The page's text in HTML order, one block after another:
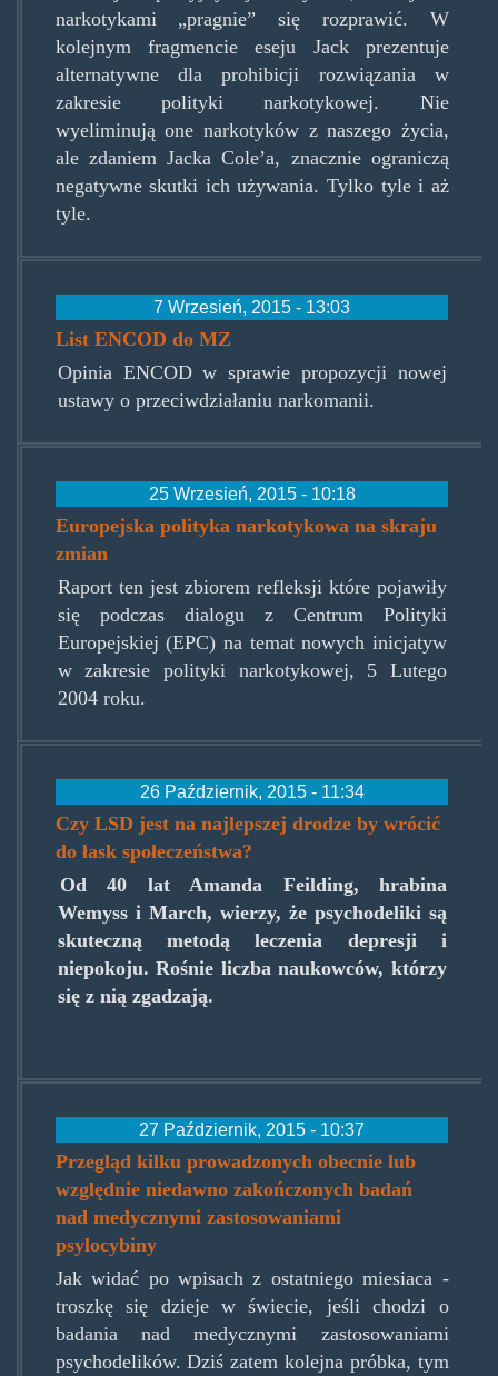
narkotykami „pragnie” się rozprawić. W
kolejnym fragmencie eseju Jack prezentuje
alternatywne dla prohibicji rozwiązania w
zakresie polityki narkotykowej. Nie
wyeliminują one narkotyków z naszego życia,
ale zdaniem Jacka Cole’a, znacznie ograniczą
negatywne skutki ich używania. Tylko tyle i aż
tyle.
7 Wrzesień, 2015 - 13:03
List ENCOD do MZ
Opinia ENCOD w sprawie propozycji nowej
ustawy o przeciwdziałaniu narkomanii.
25 Wrzesień, 2015 - 10:18
Europejska polityka narkotykowa na skraju
zmian
Raport ten jest zbiorem refleksji które pojawiły
się podczas dialogu z Centrum Polityki
Europejskiej (EPC) na temat nowych inicjatyw
w zakresie polityki narkotykowej, 5 Lutego
2004 roku.
26 Październik, 2015 - 11:34
Czy LSD jest na najlepszej drodze by wrócić
do łask społeczeństwa?
Od 40 lat Amanda Feilding, hrabina
Wemyss i March, wierzy, że psychodeliki są
skuteczną metodą leczenia depresji i
niepokoju. Rośnie liczba naukowców, którzy
się z nią zgadzają.
27 Październik, 2015 - 10:37
Przegląd kilku prowadzonych obecnie lub
względnie niedawno zakończonych badań
nad medycznymi zastosowaniami
psylocybiny
Jak widać po wpisach z ostatniego miesiaca -
troszkę się dzieje w świecie, jeśli chodzi o
badania nad medycznymi zastosowaniami
psychodelików. Dziś zatem kolejna próbka, tym